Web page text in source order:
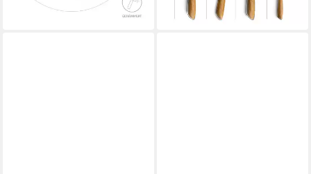
lieferbar - in 2-3 Werktagen bei dir
lieferbar - in 2-3 Werktagen bei dir